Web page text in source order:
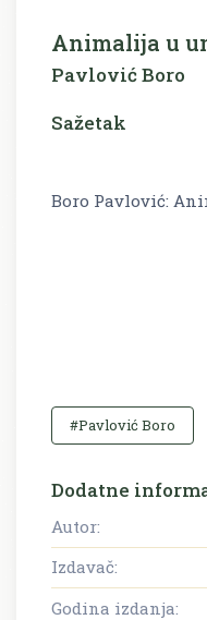
Animalija u
Pavlović Boro
Sažetak
Boro Pavlović:
#Pavlović Boro
Dodatne
Autor:
Izdavač:
Godina izdanja: